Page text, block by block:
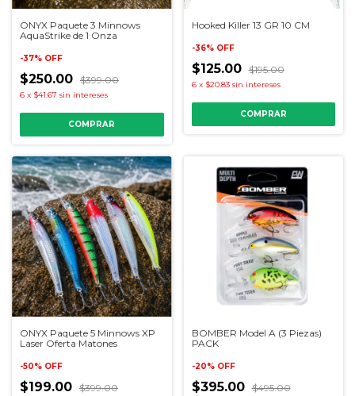
ONYX Paquete 3 Minnows
AquaStrike de 1 Onza
-37% OFF
$250.00 $399.00
6 x $41.67 sin intereses
Hooked Killer 13 GR 10 CM
-36% OFF
$125.00 $195.00
6 x $20.83 sin intereses
COMPRAR
ONYX Paquete 5 Minnows XP
Laser Oferta Matones
-50% OFF
$199.00 $399.00
BOMBER Model A (3 Piezas)
PACK
-20% OFF
$395.00 $495.00